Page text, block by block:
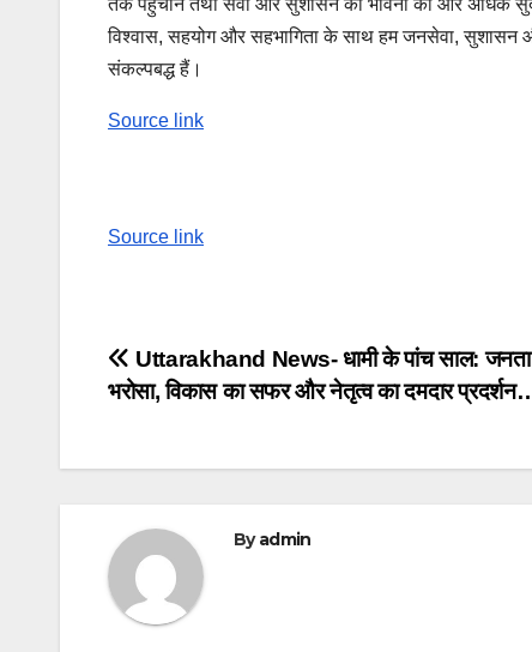
विश्वास, सहयोग और सहभागिता के साथ हम जनसेवा, सुशासन
संकल्पबद्ध हैं।
Source link
Source link
Post
navigation
Uttarakhand News- धामी के पांच साल:
भरोसा, विकास का सफर और नेतृत्व का दमदार
Byadmin